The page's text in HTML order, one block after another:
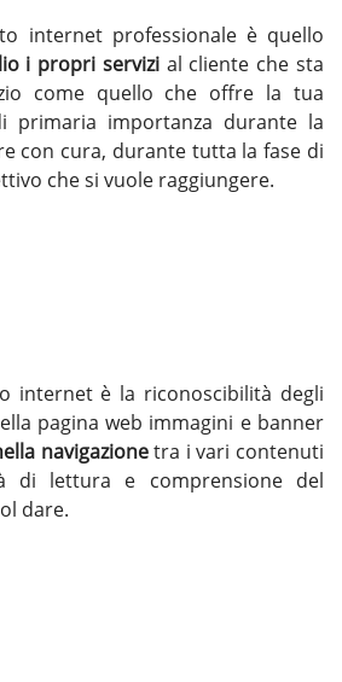
internet professionale è quello
i propri servizial cliente che sta
come quello che offre la tua
primaria importanza durante la
con cura, durante tutta la fase di
che si vuole raggiungere.
internet è la riconoscibilità degli
pagina web immagini e banner
navigazionetra i vari contenuti
di lettura e comprensione del
dare.